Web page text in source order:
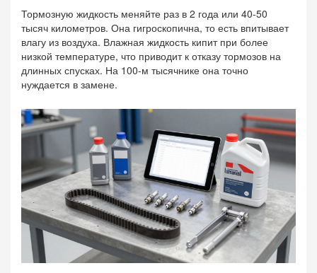
Тормозную жидкость меняйте раз в 2 года или 40-50
тысяч километров. Она гигроскопична, то есть впитывает
влагу из воздуха. Влажная жидкость кипит при более
низкой температуре, что приводит к отказу тормозов на
длинных спусках. На 100-м тысячнике она точно
нуждается в замене.